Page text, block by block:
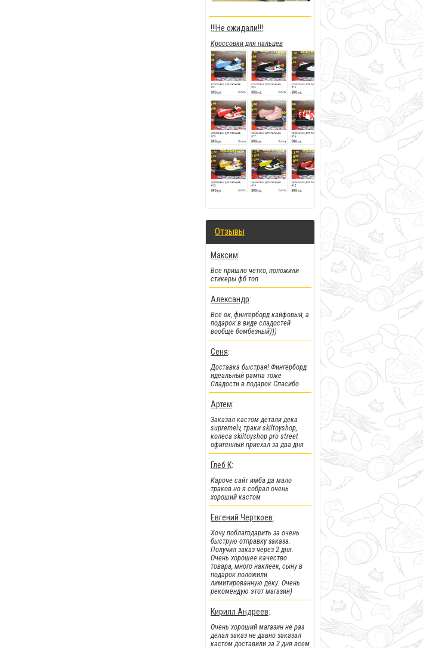
!!!Не ожидали!!!:
Кроссовки для пальцев
!!!Новинка!!!
бренда
!!!Скидки!!!
На парки, атакже на часть
фингербордов
!!!Новинки!!!:
Легендарные металлические
фингер BMX от Flick Trix снова у
нас.
Отзывы
Максим:
Все пришло чётко, положили
стикеры фб топ
Александр:
Всё ок, фингерборд кайфовый, а
подарок в виде сладостей
вообще бомбезный)))
Сеня:
Доставка быстрая! Фингерборд
идеальный рампа тоже
Сладости в подарок Спасибо
Артем:
Заказал кастом детали дека
supremelv, траки skiltoyshop,
колеса skiltoyshop pro street
офигенный приехал за два дня
Глеб К:
Кароче сайт имба да мало
траков но я собрал очень
хороший кастом
Евгений Черткоев:
Хочу поблагодарить за очень
быструю отправку заказа.
Получил заказ через 2 дня.
Очень хорошее качество
товара, много наклеек, сыну в
подарок положили
лимитированную деку. Очень
рекомендую этот магазин)
Кирилл Андреев:
Очень хороший магазин не раз
делал заказ не давно заказал
кастом доставили за 2 дня всем